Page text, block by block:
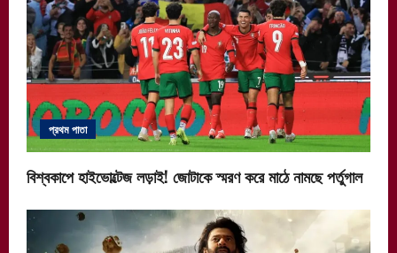
প্রথম পাতা
বিশ্বকাপে হাইভোল্টেজ লড়াই! জোটাকে স্মরণ করে মাঠে নামছে পর্তুগাল